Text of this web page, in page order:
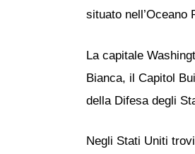
situato
La capitale
Bianca, il Capitol
della Difesa degli
Negli Stati Uniti